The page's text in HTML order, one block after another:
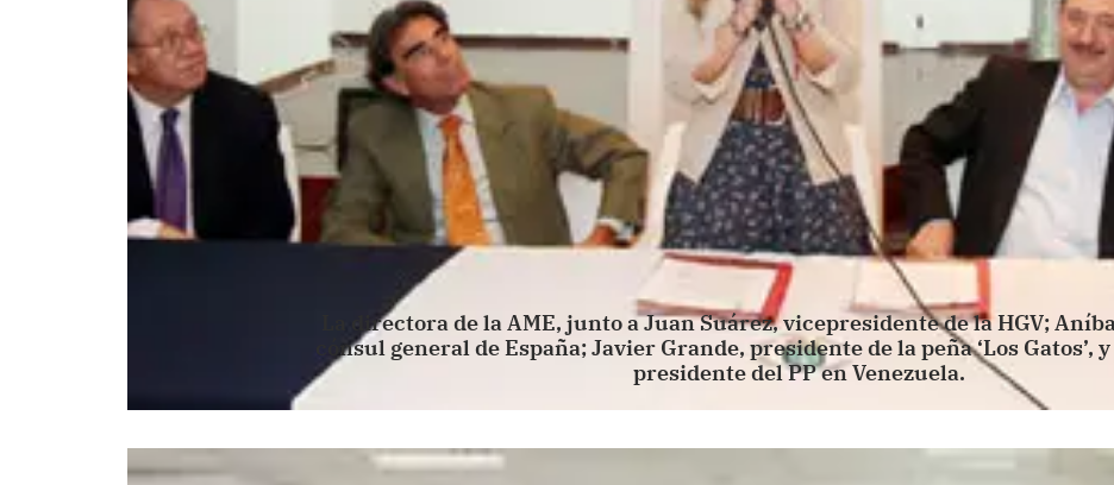
La directora de la AME, junto a Juan Suárez, vicepresidente de la HGV;
cónsul general de España; Javier Grande, presidente de la peña ‘Los Gatos’,
presidente del PP en Venezuela.